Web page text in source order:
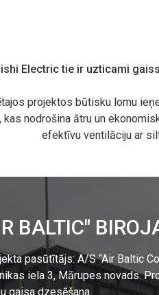
Electric tie ir uzticami
projektos būtisku lomu
nodrošina ātru un
efektīvu ventilāciju ar
BALTIC"
pasūtītājs: A/S “Air Baltic
iela 3, Mārupes novads.
gaisa dzesēšana.